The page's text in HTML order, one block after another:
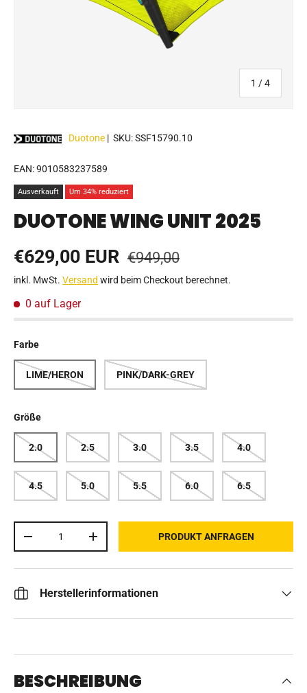
1 /von
4
Duotone | SKU:SSF15790.10
EAN:9010583237589
Ausverkauft Um 34% reduziert
DUOTONE WING UNIT 2025
Verkaufspreis
€629,00 EUR Normaler Preis
€949,00
inkl. MwSt. Versand wird beim Checkout berechnet.
0 auf Lager
Farbe
LIME/HERON PINK/DARK-GREY
Größe
2.0 2.5 3.0 3.5 4.0
4.5 5.0 5.5 6.0 6.5
MENGE VERRINGERNMENGE ERHÖHENPRODUKT ANFRAGEN
Herstellerinformationen
BESCHREIBUNG